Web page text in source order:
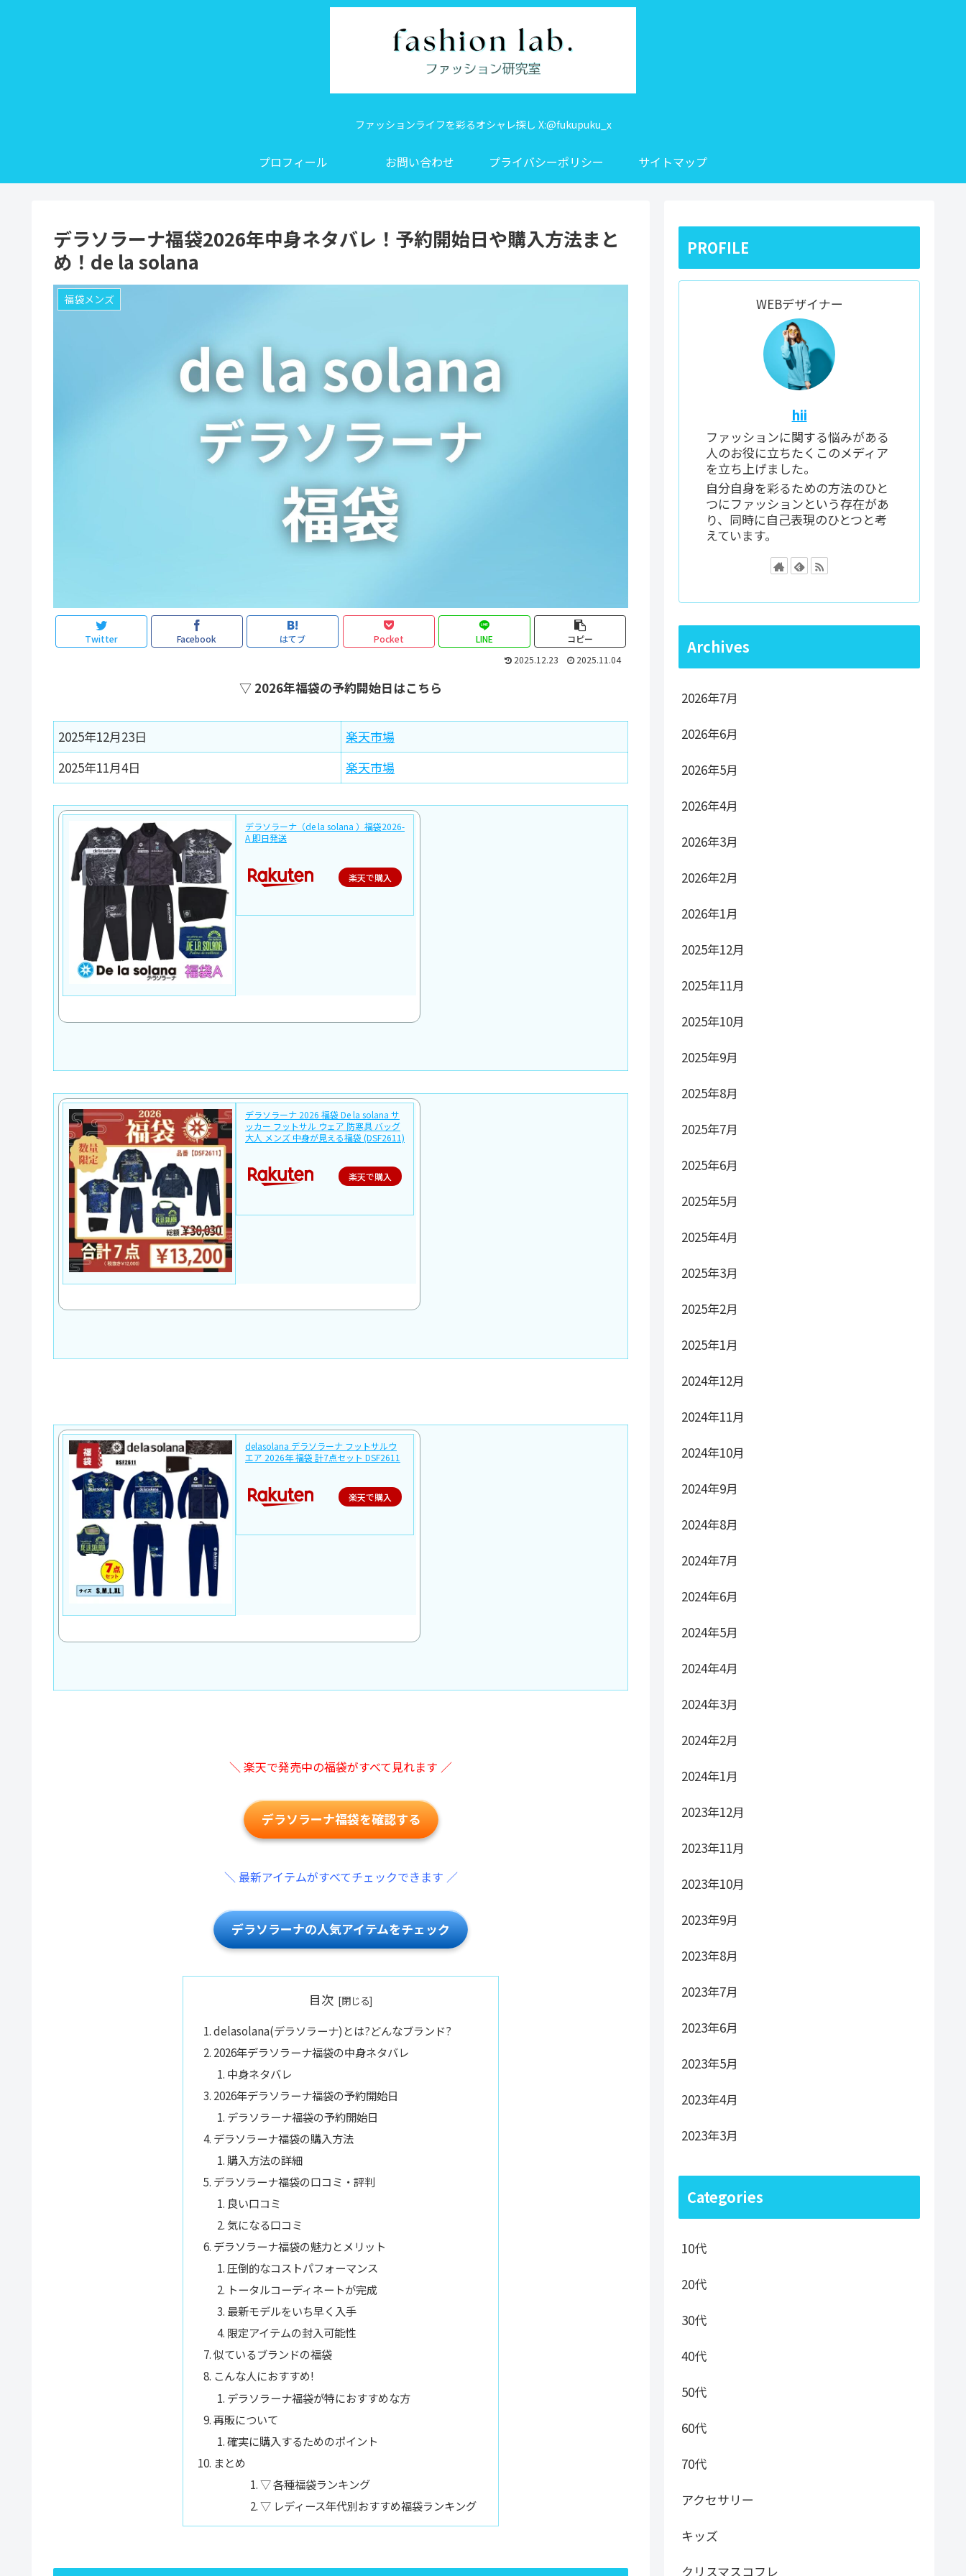
ファッションライフを彩るオシャレ探し X:@fukupuku_x
プロフィール お問い合わせ プライバシーポリシー サイトマップ
デラソラーナ福袋2026年中身ネタバレ！予約開始日や購入方法まと
め！de la solana
福袋メンズ
Twitter Facebook はてブ Pocket LINE
コピー
2025.12.23
2025.11.04
▽ 2026年福袋の予約開始日はこちら
2025年12月23日
楽天市場
2025年11月4日
楽天市場
デラソラーナ（de la solana ）福袋2026-
A 即日発送
楽天で購入
デラソラーナ 2026 福袋 De la solana サ
ッカー フットサル ウェア 防寒具 バッグ
大人 メンズ 中身が見える福袋 (DSF2611)
楽天で購入
delasolana デラソラーナ フットサルウ
エア 2026年 福袋 計7点セット DSF2611
楽天で購入
＼ 楽天で発売中の福袋がすべて見れます ／
デラソラーナ福袋を確認する
＼ 最新アイテムがすべてチェックできます ／
デラソラーナの人気アイテムをチェック
目次
delasolana(デラソラーナ)とは?どんなブランド?
2026年デラソラーナ福袋の中身ネタバレ
中身ネタバレ
2026年デラソラーナ福袋の予約開始日
デラソラーナ福袋の予約開始日
デラソラーナ福袋の購入方法
購入方法の詳細
デラソラーナ福袋の口コミ・評判
良い口コミ
気になる口コミ
デラソラーナ福袋の魅力とメリット
圧倒的なコストパフォーマンス
トータルコーディネートが完成
最新モデルをいち早く入手
限定アイテムの封入可能性
似ているブランドの福袋
こんな人におすすめ!
デラソラーナ福袋が特におすすめな方
再販について
確実に購入するためのポイント
まとめ
▽ 各種福袋ランキング
▽ レディース年代別おすすめ福袋ランキング
PROFILE
WEBデザイナー
hii
ファッションに関する悩みがある
人のお役に立ちたくこのメディア
を立ち上げました。
自分自身を彩るための方法のひと
つにファッションという存在があ
り、同時に自己表現のひとつと考
えています。
Archives
2026年7月
2026年6月
2026年5月
2026年4月
2026年3月
2026年2月
2026年1月
2025年12月
2025年11月
2025年10月
2025年9月
2025年8月
2025年7月
2025年6月
2025年5月
2025年4月
2025年3月
2025年2月
2025年1月
2024年12月
2024年11月
2024年10月
2024年9月
2024年8月
2024年7月
2024年6月
2024年5月
2024年4月
2024年3月
2024年2月
2024年1月
2023年12月
2023年11月
2023年10月
2023年9月
2023年8月
2023年7月
2023年6月
2023年5月
2023年4月
2023年3月
Categories
10代
20代
30代
40代
50代
60代
70代
アクセサリー
キッズ
クリスマスコフレ